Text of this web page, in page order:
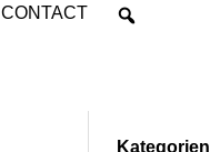
CONTACT
Kategorien